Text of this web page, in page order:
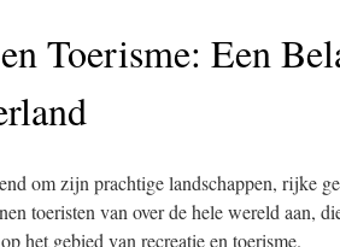
Toerisme: Een
om zijn prachtige landschappen, rijke
toeristen van over de hele wereld aan,
het gebied van recreatie en toerisme.